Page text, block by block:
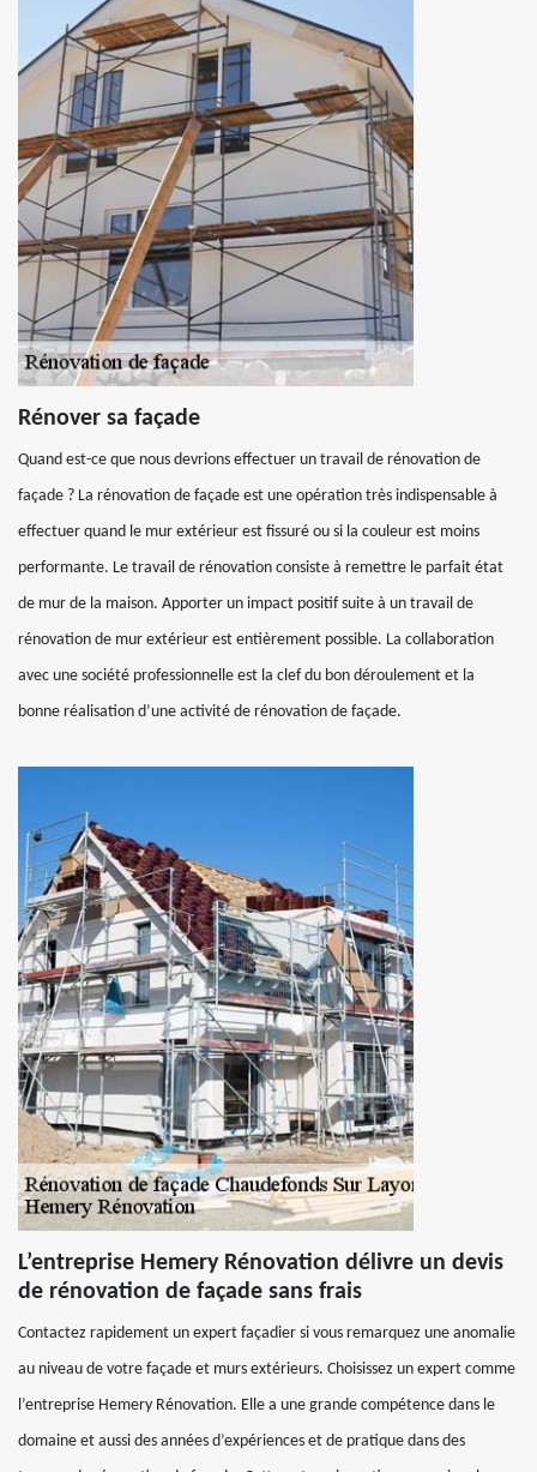
Rénover sa façade
Quand est-ce que nous devrions effectuer un travail de rénovation de
façade ? La rénovation de façade est une opération très indispensable à
effectuer quand le mur extérieur est fissuré ou si la couleur est moins
performante. Le travail de rénovation consiste à remettre le parfait état
de mur de la maison. Apporter un impact positif suite à un travail de
rénovation de mur extérieur est entièrement possible. La collaboration
avec une société professionnelle est la clef du bon déroulement et la
bonne réalisation d’une activité de rénovation de façade.
L’entreprise Hemery Rénovation délivre un devis
de rénovation de façade sans frais
Contactez rapidement un expert façadier si vous remarquez une anomalie
au niveau de votre façade et murs extérieurs. Choisissez un expert comme
l’entreprise Hemery Rénovation. Elle a une grande compétence dans le
domaine et aussi des années d’expériences et de pratique dans des